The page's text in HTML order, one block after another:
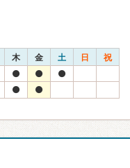
木 金 土 日 祝